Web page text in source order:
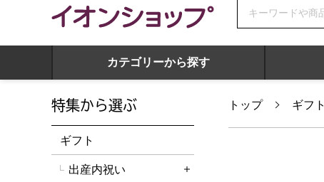
カテゴリーから探す
トップ ギフト
特集から選ぶ
ギフト
出産内祝い
詳細を開く